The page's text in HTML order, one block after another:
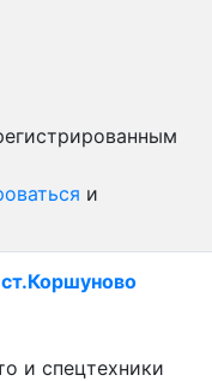
и
и спецтехники